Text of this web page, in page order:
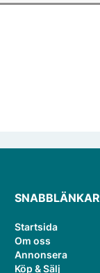
SNABBLÄNKAR
Startsida
Om oss
Annonsera
Köp & Sälj